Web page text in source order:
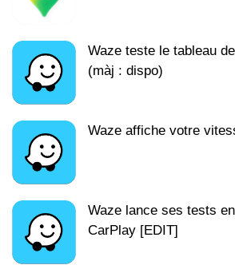
Waze teste le tableau
(màj : dispo)
Waze affiche votre
Waze lance ses tests
CarPlay [EDIT]